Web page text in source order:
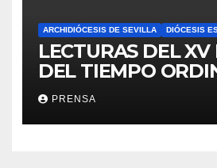
ARCHIDIÓCESIS DE SEVILLA DIÓCESIS
LECTURAS DEL
DEL TIEMPO
PRENSA